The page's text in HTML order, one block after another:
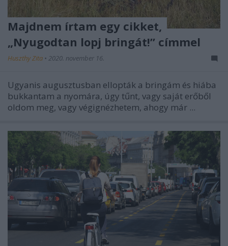
Majdnem írtam egy cikket,
„Nyugodtan lopj bringát!” címmel
Huszthy Zita • 2020. november 16.
Ugyanis augusztusban ellopták a bringám és hiába
bukkantam a nyomára, úgy tűnt, vagy saját erőből
oldom meg, vagy végignézhetem, ahogy már ...